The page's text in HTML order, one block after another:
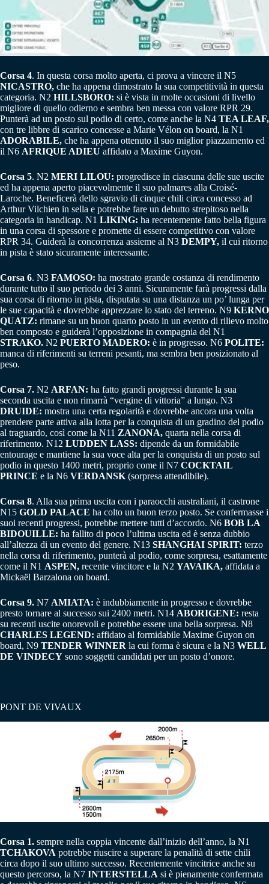
Corsa 4. In questa corsa molto aperta, ci prova a vincere il N5
NICASTRO, che ha appena dimostrato la sua competitività in questa
categoria. N2 HILLSBORO: si è vista in molte occasioni di livello
migliore di quello odierno e sembra ben messa con valore RPR 29.
Punterà ad un posto sul podio di certo, come anche la N4 TEA LEAF,
con tre libbre di scarico concesse a Marie Vélon on board, la N1
ADORABILE, che ha appena ottenuto il suo miglior piazzamento ed
il N6 AFRIQUE ADIEU affidato a Maxime Guyon.
Corsa 5. N2 MERI LILOU: progredisce in ciascuna delle sue uscite
ed ha appena aperto piacevolmente il suo palmares alla Croisé-
Laroche. Beneficerà dello sgravio di cinque chili circa concesso ad
Arthur Vilchien in sella e potrebbe fare un debutto strepitoso nella
categoria in handicap. N1 LIKING: ha recentemente fatto bella figura
in una corsa di spessore e promette di essere competitivo con valore
RPR 34. Guiderà la concorrenza assieme al N3 DEMPY, il cui ritorno
in pista è stato sicuramente interessante.
Corsa 6. N3 FAMOSO: ha mostrato grande costanza di rendimento
durante tutto il suo periodo dei 3 anni. Sicuramente farà progressi dalla
sua corsa di ritorno in pista, disputata su una distanza un po’ lunga per
le sue capacità e dovrebbe apprezzare lo stato del terreno. N9 KERNO
QUATZ: rimane su un buon quarto posto in un evento di rilievo molto
ben composto e guiderà l’opposizione in compagnia del N1
STRAKO. N2 PUERTO MADERO: è in progresso. N6 POLITE:
manca di riferimenti su terreni pesanti, ma sembra ben posizionato al
peso.
Corsa 7. N2 ARFAN: ha fatto grandi progressi durante la sua
seconda uscita e non rimarrà “vergine di vittoria” a lungo. N3
DRUIDE: mostra una certa regolarità e dovrebbe ancora una volta
prendere parte attiva alla lotta per la conquista di un gradino del podio
al traguardo, così come la N11 ZANONA, quarta nella corsa di
riferimento. N12 LUDDEN LASS: dipende da un formidabile
entourage e mantiene la sua voce alta per la conquista di un posto sul
podio in questo 1400 metri, proprio come il N7 COCKTAIL
PRINCE e la N6 VERDANSK (sorpresa attendibile).
Corsa 8. Alla sua prima uscita con i paraocchi australiani, il castrone
N15 GOLD PALACE ha colto un buon terzo posto. Se confermasse i
suoi recenti progressi, potrebbe mettere tutti d’accordo. N6 BOB LA
BIDOUILLE: ha fallito di poco l’ultima uscita ed è senza dubbio
all’altezza di un evento del genere. N13 SHANGHAI SPIRIT: terzo
nella corsa di riferimento, punterà al podio, come sorpresa, esattamente
come il N1 ASPEN, recente vincitore e la N2 YAVAIKA, affidata a
Mickaël Barzalona on board.
Corsa 9. N7 AMIATA: è indubbiamente in progresso e dovrebbe
presto tornare al successo sui 2400 metri. N14 ABORIGENE: resta
su recenti uscite onorevoli e potrebbe essere una bella sorpresa. N8
CHARLES LEGEND: affidato al formidabile Maxime Guyon on
board, N9 TENDER WINNER la cui forma è sicura e la N3 WELL
DE VINDECY sono soggetti candidati per un posto d’onore.
PONT DE VIVAUX
Corsa 1. sempre nella coppia vincente dall’inizio dell’anno, la N1
TCHAKOVA potrebbe riuscire a superare la penalità di sette chili
circa dopo il suo ultimo successo. Recentemente vincitrice anche su
questo percorso, la N7 INTERSTELLA si è pienamente confermata